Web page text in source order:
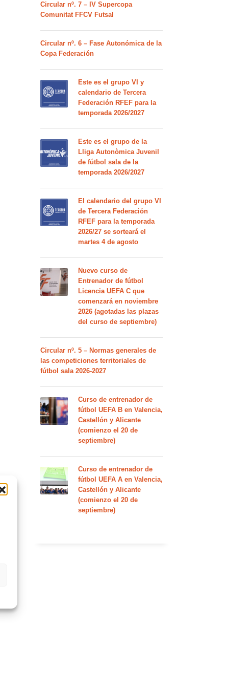
Circular nº. 7 – IV Supercopa
Comunitat FFCV Futsal
Circular nº. 6 – Fase Autonómica de la
Copa Federación
Este es el grupo VI y
calendario de Tercera
Federación RFEF para la
temporada 2026/2027
Este es el grupo de la
Lliga Autonòmica Juvenil
de fútbol sala de la
temporada 2026/2027
El calendario del grupo VI
de Tercera Federación
RFEF para la temporada
2026/27 se sorteará el
martes 4 de agosto
Nuevo curso de
Entrenador de fútbol
Licencia UEFA C que
comenzará en noviembre
2026 (agotadas las plazas
del curso de septiembre)
Circular nº. 5 – Normas generales de
las competiciones territoriales de
fútbol sala 2026-2027
Curso de entrenador de
fútbol UEFA B en Valencia,
Castellón y Alicante
(comienzo el 20 de
septiembre)
Curso de entrenador de
fútbol UEFA A en Valencia,
Castellón y Alicante
(comienzo el 20 de
septiembre)